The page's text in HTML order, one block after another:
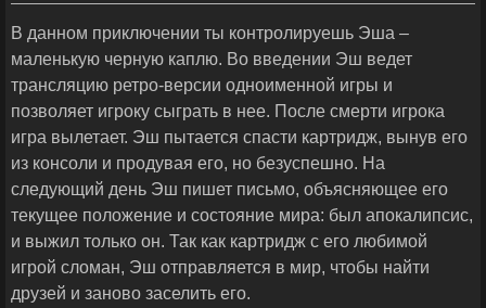
В данном приключении ты контролируешь Эша –
маленькую черную каплю. Во введении Эш ведет
трансляцию ретро-версии одноименной игры и
позволяет игроку сыграть в нее. После смерти игрока
игра вылетает. Эш пытается спасти картридж, вынув его
из консоли и продувая его, но безуспешно. На
следующий день Эш пишет письмо, объясняющее его
текущее положение и состояние мира: был апокалипсис,
и выжил только он. Так как картридж с его любимой
игрой сломан, Эш отправляется в мир, чтобы найти
друзей и заново заселить его.